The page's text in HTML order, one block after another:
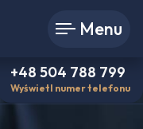
Menu
+48 504 788 799
Wyświetl numer telefonu